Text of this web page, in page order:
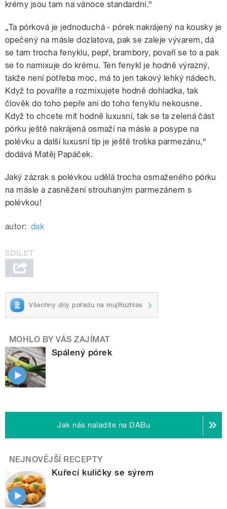
krémy jsou tam na vánoce standardní.“
„Ta pórková je jednoduchá - pórek nakrájený na kousky je
opečený na másle dozlatova, pak se zaleje vývarem, dá
se tam trocha fenyklu, pepř, brambory, povaří se to a pak
se to namixuje do krému. Ten fenykl je hodně výrazný,
takže není potřeba moc, má to jen takový lehký nádech.
Když to povaříte a rozmixujete hodně dohladka, tak
člověk do toho pepře ani do toho fenyklu nekousne.
Když to chcete mít hodně luxusní, tak se ta zelená část
pórku ještě nakrájená osmaží na másle a posype na
polévku a další luxusní tip je ještě troška parmezánu,“
dodává Matěj Papáček.
Jaký zázrak s polévkou udělá trocha osmaženého pórku
na másle a zasněžení strouhaným parmezánem s
polévkou!
autor: dak
Všechny díly pořadu na mujRozhlas
MOHLO BY VÁS ZAJÍMAT
Spálený pórek
Jak nás naladíte na DABu
NEJNOVĚJŠÍ RECEPTY
Kuřecí kuličky se sýrem